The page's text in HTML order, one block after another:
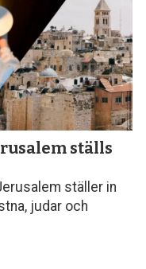
ställs
ställer in
judar och